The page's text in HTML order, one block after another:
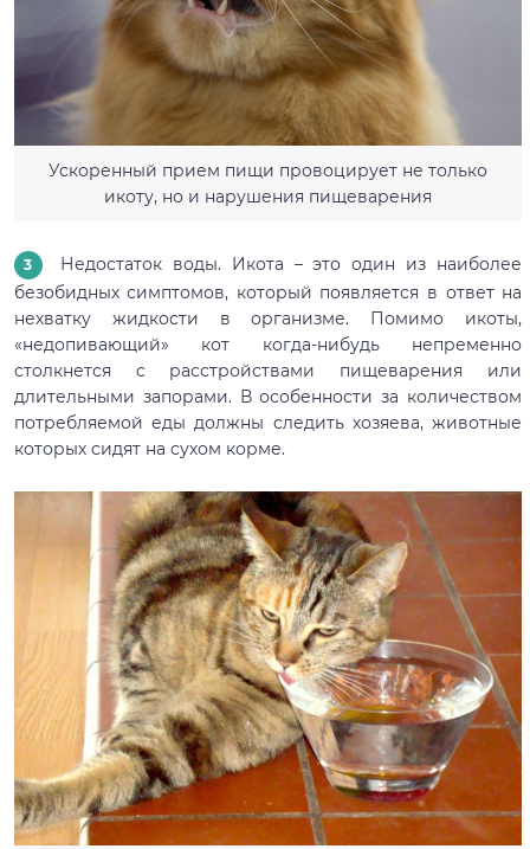
Ускоренный прием пищи провоцирует не только
икоту, но и нарушения пищеварения
Недостаток воды. Икота – это один из наиболее
безобидных симптомов, который появляется в ответ на
нехватку жидкости в организме. Помимо икоты,
«недопивающий» кот когда-нибудь непременно
столкнется с расстройствами пищеварения или
длительными запорами. В особенности за количеством
потребляемой еды должны следить хозяева, животные
которых сидят на сухом корме.